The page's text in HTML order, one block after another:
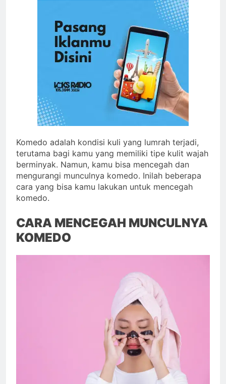
Komedo adalah kondisi kuli yang lumrah terjadi,
terutama bagi kamu yang memiliki tipe kulit wajah
berminyak. Namun, kamu bisa mencegah dan
mengurangi munculnya komedo. Inilah beberapa
cara yang bisa kamu lakukan untuk mencegah
komedo.
CARA MENCEGAH MUNCULNYA
KOMEDO